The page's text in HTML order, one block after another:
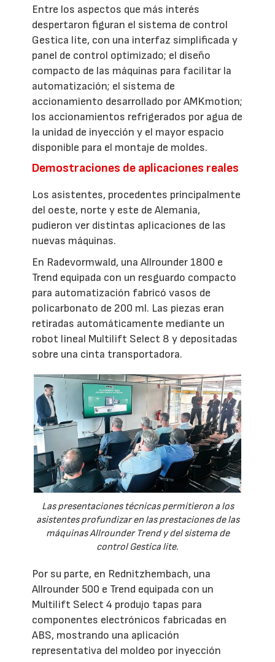
Entre los aspectos que más interés
despertaron figuran el sistema de control
Gestica lite, con una interfaz simplificada y
panel de control optimizado; el diseño
compacto de las máquinas para facilitar la
automatización; el sistema de
accionamiento desarrollado por AMKmotion;
los accionamientos refrigerados por agua de
la unidad de inyección y el mayor espacio
disponible para el montaje de moldes.
Demostraciones de aplicaciones reales
Los asistentes, procedentes principalmente
del oeste, norte y este de Alemania,
pudieron ver distintas aplicaciones de las
nuevas máquinas.
En Radevormwald, una Allrounder 1800 e
Trend equipada con un resguardo compacto
para automatización fabricó vasos de
policarbonato de 200 ml. Las piezas eran
retiradas automáticamente mediante un
robot lineal Multilift Select 8 y depositadas
sobre una cinta transportadora.
Las presentaciones técnicas permitieron a los
asistentes profundizar en las prestaciones de las
máquinas Allrounder Trend y del sistema de
control Gestica lite.
Por su parte, en Rednitzhembach, una
Allrounder 500 e Trend equipada con un
Multilift Select 4 produjo tapas para
componentes electrónicos fabricadas en
ABS, mostrando una aplicación
representativa del moldeo por inyección